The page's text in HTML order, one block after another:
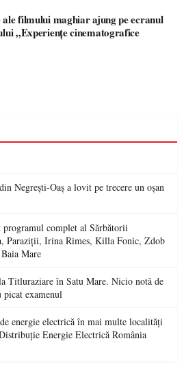
ale filmului maghiar ajung pe ecranul
„Experiențe cinematografice
Negrești-Oaș a lovit pe trecere un oșan
complet al Sărbătorii
Paraziții, Irina Rimes, Killa Fonic, Zdob
Mare
Titluraziare în Satu Mare. Nicio notă de
picat examenul
energie electrică în mai multe localități
Energie Electrică România